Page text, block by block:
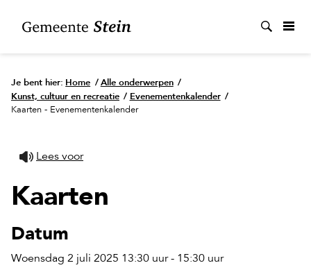
Je bent hier: Home / Alle onderwerpen /
Kunst, cultuur en recreatie / Evenementenkalender /
Kaarten - Evenementenkalender
Lees voor
Kaarten
Datum
Woensdag 2 juli 2025 13:30 uur - 15:30 uur